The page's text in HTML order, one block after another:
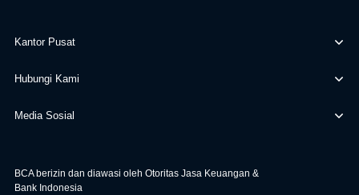
Kantor Pusat
Hubungi Kami
Media Sosial
BCA berizin dan diawasi oleh Otoritas Jasa Keuangan &
Bank Indonesia